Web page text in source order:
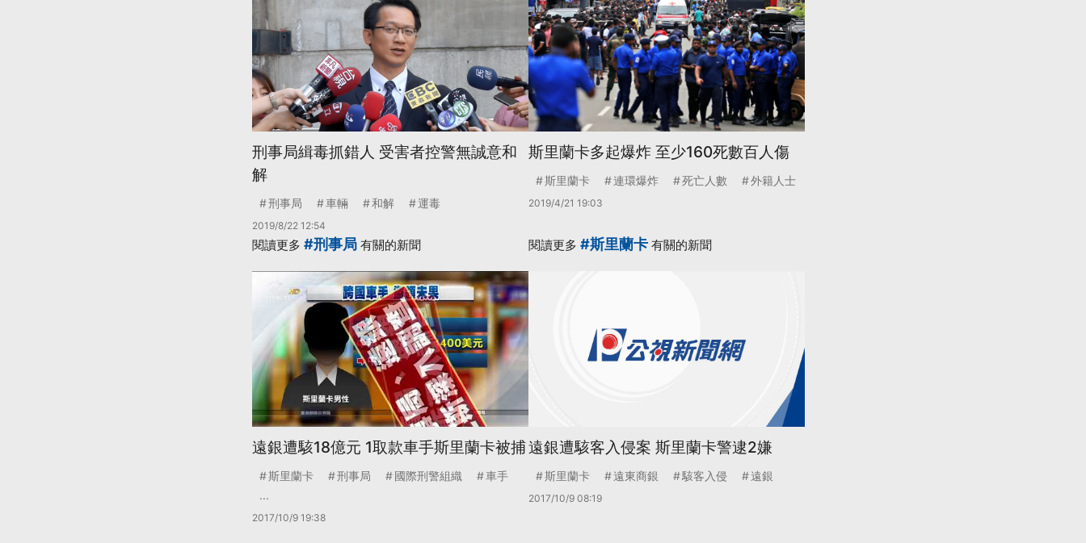
刑事局緝毒抓錯人 受害者控警無誠意和
解
刑事局 車輛 和解 運毒
2019/8/22 12:54
斯里蘭卡多起爆炸 至少160死數百人傷
斯里蘭卡 連環爆炸 死亡人數 外籍人士
2019/4/21 19:03
閱讀更多 #刑事局 有關的新聞
遠銀遭駭18億元 1取款車手斯里蘭卡被捕
斯里蘭卡 刑事局 國際刑警組織
車手
...
2017/10/9 19:38
閱讀更多 #斯里蘭卡 有關的新聞
遠銀遭駭客入侵案 斯里蘭卡警逮2嫌
斯里蘭卡 遠東商銀 駭客入侵 遠銀
2017/10/9 08:19